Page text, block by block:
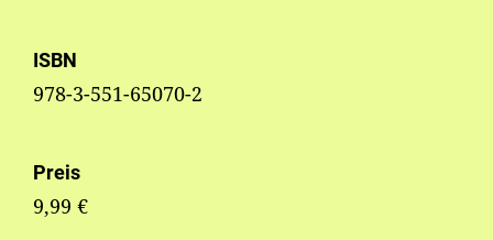
ISBN
978-3-551-65070-2
Preis
9,99 €